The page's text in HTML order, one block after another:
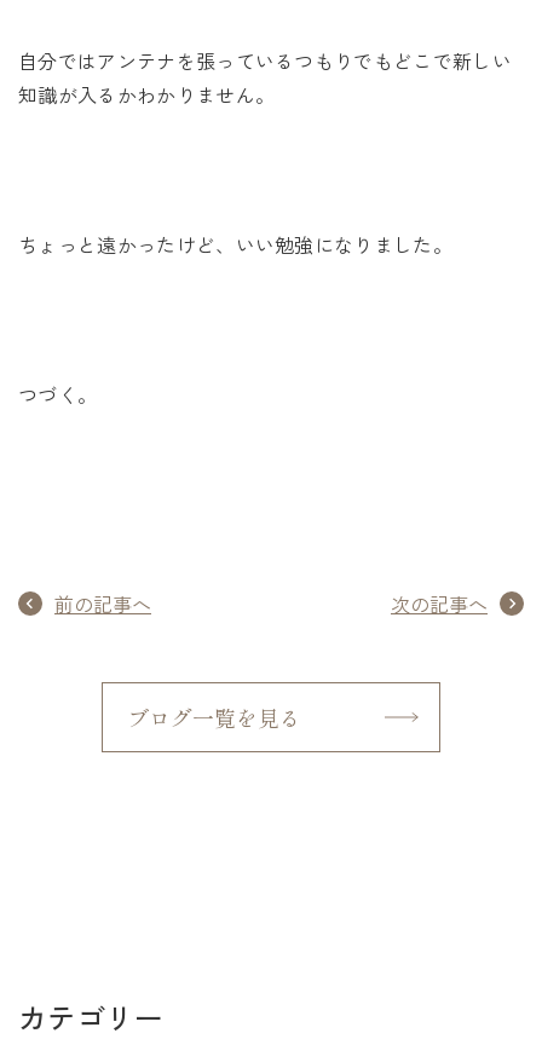
自分ではアンテナを張っているつもりでもどこで新しい
知識が入るかわかりません。
ちょっと遠かったけど、いい勉強になりました。
つづく。
前の記事へ 次の記事へ
ブログ一覧を見る
カテゴリー